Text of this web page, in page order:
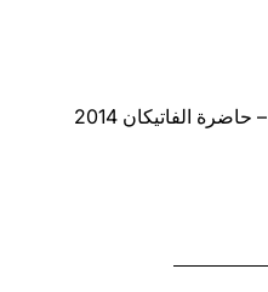
الفاتيكان 2014